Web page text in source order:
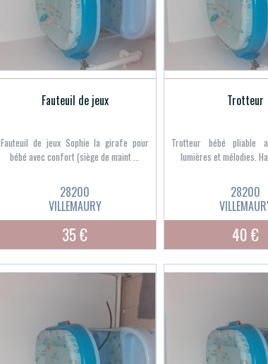
Fauteuil de jeux
Fauteuil de jeux Sophie la girafe pour
bébé avec confort (siège de maint ...
28200
VILLEMAURY
35 €
Trotteur
Trotteur bébé pliable
lumières et mélodies.
28200
40 €